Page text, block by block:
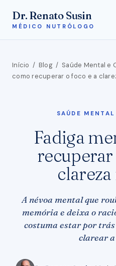
Dr. Renato Susin
MÉDICO NUTRÓLOGO
Início / Blog/ Saúde Mental e
como recuperar o foco e a
SAÚDE
Fadiga
recuperar
A névoa mental que
memória e deixa o
costuma estar por trás
clarear a